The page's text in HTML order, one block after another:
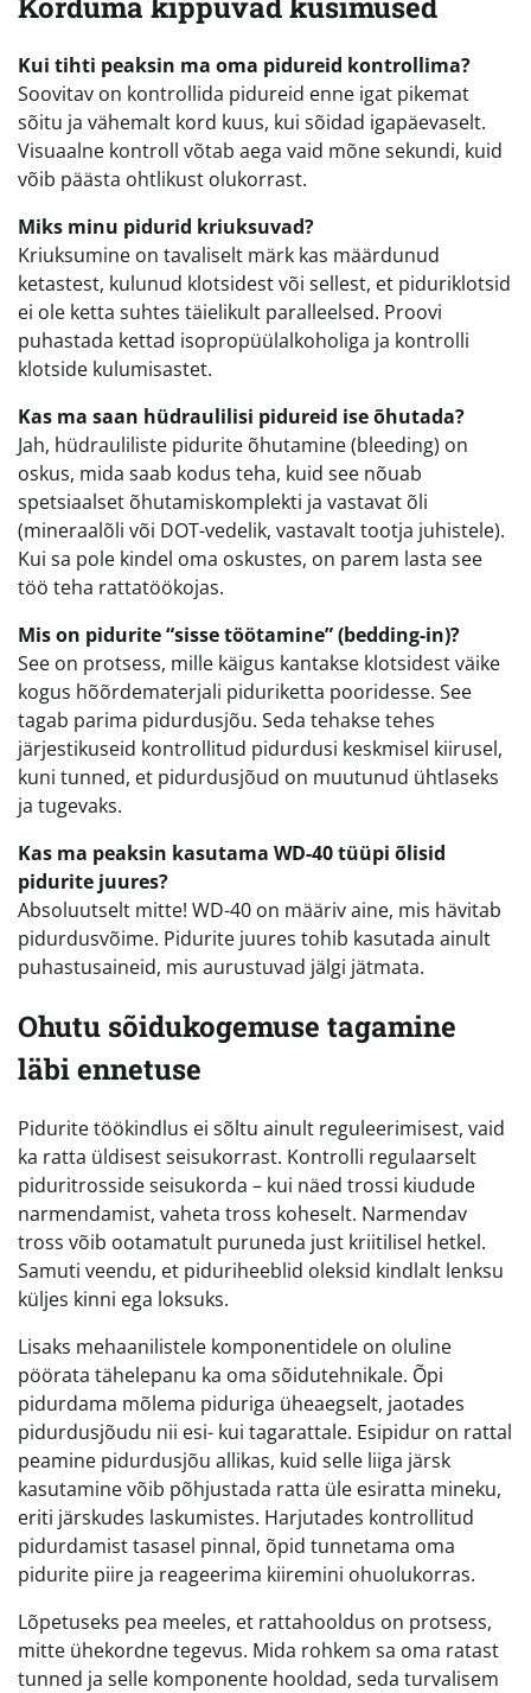
Kui tihti peaksin ma oma pidureid kontrollima?
Soovitav on kontrollida pidureid enne igat pikemat
sõitu ja vähemalt kord kuus, kui sõidad igapäevaselt.
Visuaalne kontroll võtab aega vaid mõne sekundi, kuid
võib päästa ohtlikust olukorrast.
Miks minu pidurid kriuksuvad?
Kriuksumine on tavaliselt märk kas määrdunud
ketastest, kulunud klotsidest või sellest, et piduriklotsid
ei ole ketta suhtes täielikult paralleelsed. Proovi
puhastada kettad isopropüülalkoholiga ja kontrolli
klotside kulumisastet.
Kas ma saan hüdraulilisi pidureid ise õhutada?
Jah, hüdrauliliste pidurite õhutamine (bleeding) on
oskus, mida saab kodus teha, kuid see nõuab
spetsiaalset õhutamiskomplekti ja vastavat õli
(mineraalõli või DOT-vedelik, vastavalt tootja juhistele).
Kui sa pole kindel oma oskustes, on parem lasta see
töö teha rattatöökojas.
Mis on pidurite “sisse töötamine” (bedding-in)?
See on protsess, mille käigus kantakse klotsidest väike
kogus hõõrdematerjali piduriketta pooridesse. See
tagab parima pidurdusjõu. Seda tehakse tehes
järjestikuseid kontrollitud pidurdusi keskmisel kiirusel,
kuni tunned, et pidurdusjõud on muutunud ühtlaseks
ja tugevaks.
Kas ma peaksin kasutama WD-40 tüüpi õlisid
pidurite juures?
Absoluutselt mitte! WD-40 on määriv aine, mis hävitab
pidurdusvõime. Pidurite juures tohib kasutada ainult
puhastusaineid, mis aurustuvad jälgi jätmata.
Ohutu sõidukogemuse tagamine
läbi ennetuse
Pidurite töökindlus ei sõltu ainult reguleerimisest, vaid
ka ratta üldisest seisukorrast. Kontrolli regulaarselt
piduritrosside seisukorda – kui näed trossi kiudude
narmendamist, vaheta tross koheselt. Narmendav
tross võib ootamatult puruneda just kriitilisel hetkel.
Samuti veendu, et piduriheeblid oleksid kindlalt lenksu
küljes kinni ega loksuks.
Lisaks mehaanilistele komponentidele on oluline
pöörata tähelepanu ka oma sõidutehnikale. Õpi
pidurdama mõlema piduriga üheaegselt, jaotades
pidurdusjõudu nii esi- kui tagarattale. Esipidur on rattal
peamine pidurdusjõu allikas, kuid selle liiga järsk
kasutamine võib põhjustada ratta üle esiratta mineku,
eriti järskudes laskumistes. Harjutades kontrollitud
pidurdamist tasasel pinnal, õpid tunnetama oma
pidurite piire ja reageerima kiiremini ohuolukorras.
Lõpetuseks pea meeles, et rattahooldus on protsess,
mitte ühekordne tegevus. Mida rohkem sa oma ratast
tunned ja selle komponente hooldad, seda turvalisem